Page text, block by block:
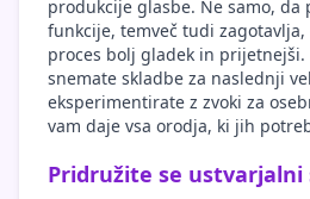
produkcije glasbe. Ne samo, da
funkcije, temveč tudi
proces bolj gladek in
snemate skladbe za naslednji
eksperimentirate z zvoki za
vam daje vsa orodja, ki jih
Pridružite se ustvarjalni